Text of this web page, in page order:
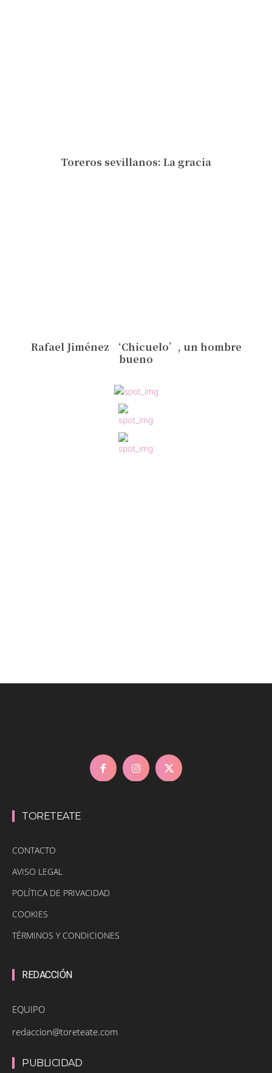
Toreros sevillanos: La gracia
Rafael Jiménez ‘Chicuelo’, un hombre
bueno
TORETEATE
CONTACTO
AVISO LEGAL
POLÍTICA DE PRIVACIDAD
COOKIES
TÉRMINOS Y CONDICIONES
REDACCIÓN
EQUIPO
redaccion@toreteate.com
PUBLICIDAD